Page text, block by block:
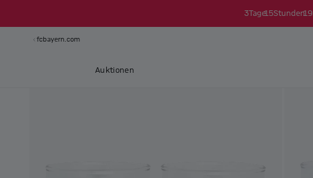
3Tage15Stunden19
fcbayern.com
Auktionen